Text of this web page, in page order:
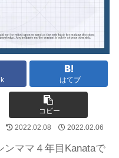
はてブ
コピー
2022.02.08
2022.02.06
ママ４年目Kanataで